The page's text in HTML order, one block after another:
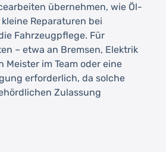
übernehmen, wie Öl-
Reparaturen bei
Fahrzeugpflege. Für
– etwa an Bremsen, Elektrik
Meister im Team oder eine
erforderlich, da solche
Zulassung